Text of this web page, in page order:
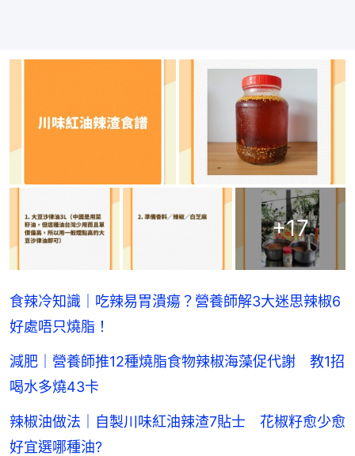
+17
食辣冷知識｜吃辣易胃潰瘍？營養師解3大迷思辣椒6
好處唔只燒脂！
減肥｜營養師推12種燒脂食物辣椒海藻促代謝 教1招
喝水多燒43卡
辣椒油做法｜自製川味紅油辣渣7貼士 花椒籽愈少愈
好宜選哪種油?